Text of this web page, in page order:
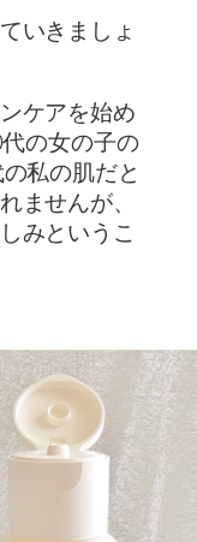
いきましょ
ケアを始め
の女の子の
私の肌だと
ませんが、
みというこ